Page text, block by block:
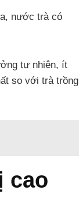
nước trà có
tự nhiên, ít
so với trà trồng
cao